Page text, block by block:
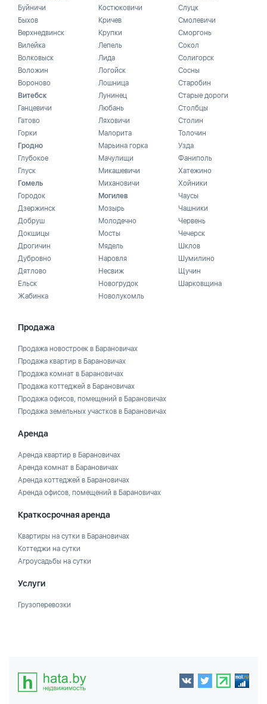
Буйничи
Быхов
Верхнедвинск
Вилейка
Волковыск
Воложин
Вороново
Витебск
Ганцевичи
Гатово
Горки
Гродно
Глубокое
Глуск
Гомель
Городок
Дзержинск
Добруш
Докшицы
Дрогичин
Дубровно
Дятлово
Ельск
Жабинка
Костюковичи
Кричев
Крупки
Лепель
Лида
Логойск
Лошница
Лунинец
Любань
Ляховичи
Малорита
Марьина горка
Мачулищи
Микашевичи
Михановичи
Могилев
Мозырь
Молодечно
Мосты
Мядель
Наровля
Несвиж
Новогрудок
Новолукомль
Слуцк
Смолевичи
Сморгонь
Сокол
Солигорск
Сосны
Старобин
Старые дороги
Столбцы
Столин
Толочин
Узда
Фаниполь
Хатежино
Хойники
Чаусы
Чашники
Червень
Чечерск
Шклов
Шумилино
Щучин
Шарковщина
Продажа
Продажа новостроек в Барановичах
Продажа квартир в Барановичах
Продажа комнат в Барановичах
Продажа коттеджей в Барановичах
Продажа офисов, помещений в Барановичах
Продажа земельных участков в Барановичах
Аренда
Аренда квартир в Барановичах
Аренда комнат в Барановичах
Аренда коттеджей в Барановичах
Аренда офисов, помещений в Барановичах
Краткосрочная аренда
Квартиры на сутки в Барановичах
Коттеджи на сутки
Агроусадьбы на сутки
Услуги
Грузоперевозки